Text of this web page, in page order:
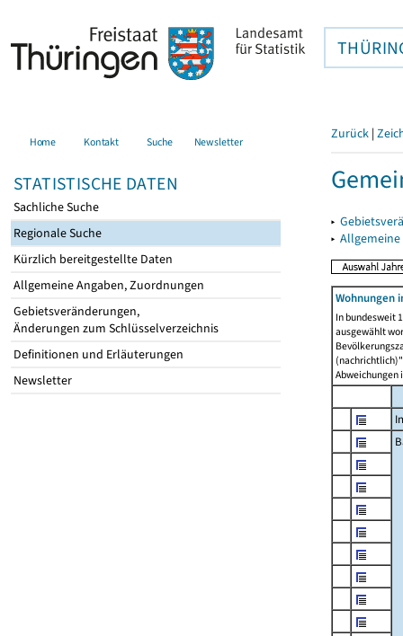
Home Kontakt Suche Newsletter
STATISTISCHE DATEN
Sachliche Suche
Regionale Suche
Kürzlich bereitgestellte Daten
Allgemeine Angaben, Zuordnungen
Gebietsveränderungen,
Änderungen zum Schlüsselverzeichnis
Definitionen und Erläuterungen
Newsletter
Zurück |
▸
▸
Wohnungen
In bundesweit
ausgewählt
Abweichungen